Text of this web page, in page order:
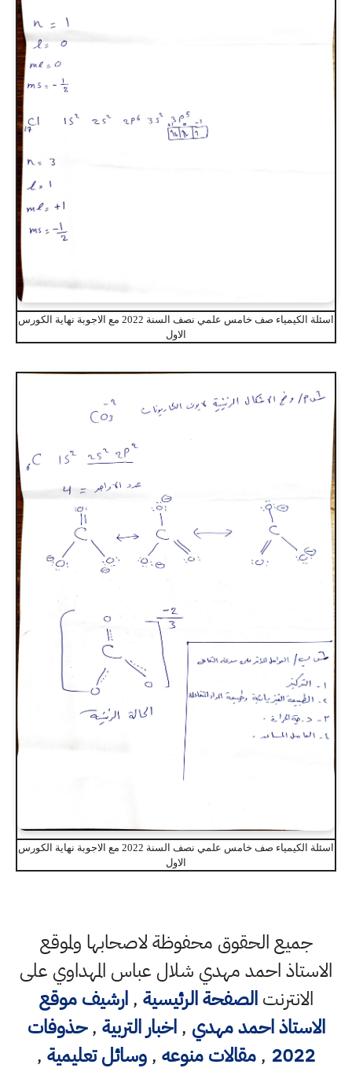
اسئلة الكيمياء صف خامس علمي نصف السنة 2022 مع الاجوبة نهاية الكورس
الاول
اسئلة الكيمياء صف خامس علمي نصف السنة 2022 مع الاجوبة نهاية الكورس
الاول
جميع الحقوق محفوظة لاصحابها ولموقع
الاستاذ احمد مهدي شلال عباس المهداوي على
الانترنتالصفحة الرئيسية ,ارشيف موقع
الاستاذ احمد مهدي ,اخبار التربية ,حذوفات
2022
,مقالات منوعه ,وسائل تعليمية ,